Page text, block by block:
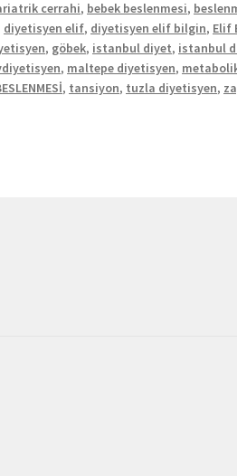
cerrahi, bebek beslenmesi,
diyetisyen elif, diyetisyen elif bilgin, Elif
, göbek, istanbul diyet, istanbul
, maltepe diyetisyen,
, tansiyon, tuzla diyetisyen,